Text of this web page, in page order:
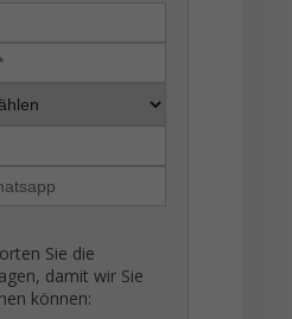
Sie die
damit wir Sie
können: